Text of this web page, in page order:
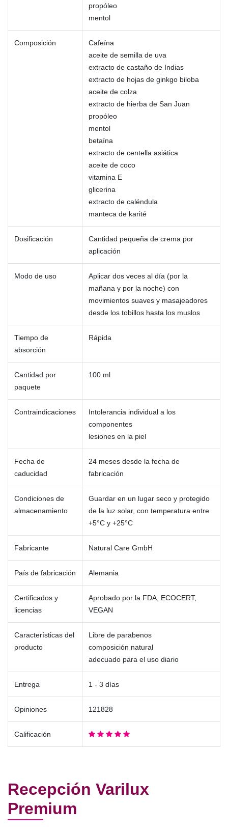
propóleo
mentol
Composición
Cafeína
aceite de semilla de uva
extracto de castaño de Indias
extracto de hojas de ginkgo biloba
aceite de colza
extracto de hierba de San Juan
propóleo
mentol
betaína
extracto de centella asiática
aceite de coco
vitamina E
glicerina
extracto de caléndula
manteca de karité
Dosificación
Cantidad pequeña de crema por
aplicación
Modo de uso
Aplicar dos veces al día (por la
mañana y por la noche) con
movimientos suaves y masajeadores
desde los tobillos hasta los muslos
Tiempo de
absorción
Rápida
Cantidad por
paquete
100 ml
Contraindicaciones
Intolerancia individual a los
componentes
lesiones en la piel
Fecha de
caducidad
24 meses desde la fecha de
fabricación
Condiciones de
almacenamiento
Guardar en un lugar seco y protegido
de la luz solar, con temperatura entre
+5°C y +25°C
Fabricante Natural Care GmbH
País de fabricación Alemania
Certificados y
licencias
Aprobado por la FDA, ECOCERT,
VEGAN
Características del
producto
Libre de parabenos
composición natural
adecuado para el uso diario
Entrega 1 - 3 días
Opiniones 121828
Calificación
Recepción Varilux
Premium